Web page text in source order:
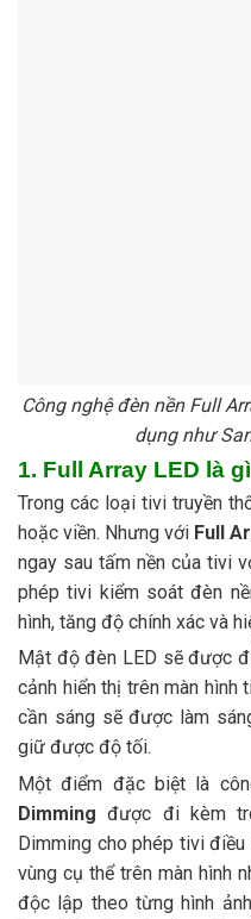
Công nghệ đèn nền Full
dụng như
1. Full Array LED là
Trong các loại tivi truyền
hoặc viền. Nhưng với Full
ngay sau tấm nền của tivi
phép tivi kiểm soát đèn
hình, tăng độ chính xác và
Mật độ đèn LED sẽ được
cảnh hiển thị trên màn hình
cần sáng sẽ được làm
giữ được độ tối.
Một điểm đặc biệt là
Dimming được đi kèm
Dimming cho phép tivi
vùng cụ thể trên màn hình
độc lập theo từng hình